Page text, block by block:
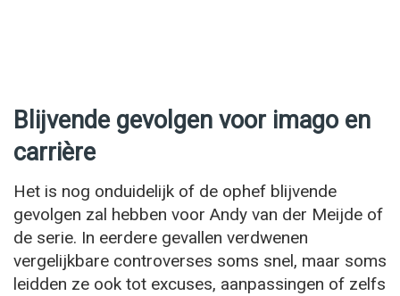
Blijvende gevolgen voor imago en
carrière
Het is nog onduidelijk of de ophef blijvende
gevolgen zal hebben voor Andy van der Meijde of
de serie. In eerdere gevallen verdwenen
vergelijkbare controverses soms snel, maar soms
leidden ze ook tot excuses, aanpassingen of zelfs